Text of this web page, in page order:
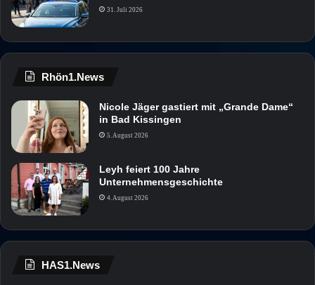
31. Juli 2026
Rhön1.News
Nicole Jäger gastiert mit „Grande Dame“
in Bad Kissingen
5. August 2026
Leyh feiert 100 Jahre
Unternehmensgeschichte
4. August 2026
HAS1.News